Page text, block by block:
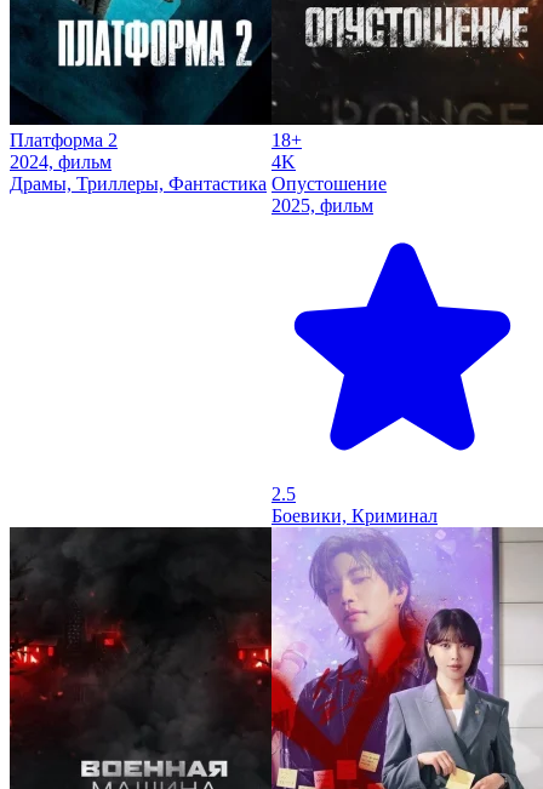
Платформа 2
2024, фильм
Драмы, Триллеры, Фантастика
18+
4K
Опустошение
2025, фильм
2.5
Боевики, Криминал